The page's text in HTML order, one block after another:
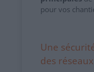
pour vos
Une
des réseaux